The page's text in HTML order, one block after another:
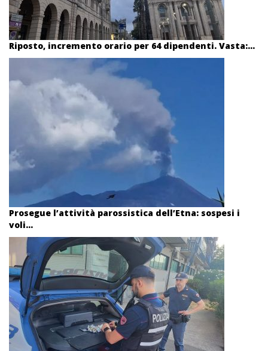
Riposto, incremento orario per 64 dipendenti. Vasta:...
Prosegue l’attività parossistica dell’Etna: sospesi i
voli...